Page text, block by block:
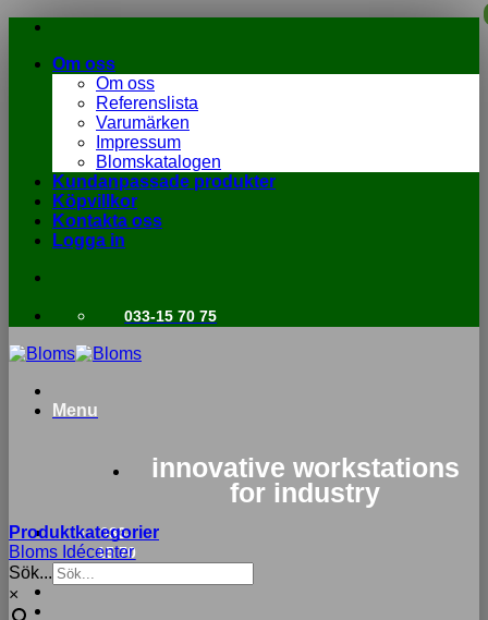
Skip
contentOm oss
Om oss
Referenslista
Varumärken
Impressum
Blomskatalogen
Kundanpassade produkter
Köpvillkor
Kontakta oss
Logga in
033-15 70 75
Menu
innovative workstations
for industry
033-
15 70
Produktkategorier
Bloms Idécenter
Sök...
×